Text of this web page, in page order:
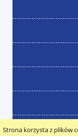
Strona korzysta z plików